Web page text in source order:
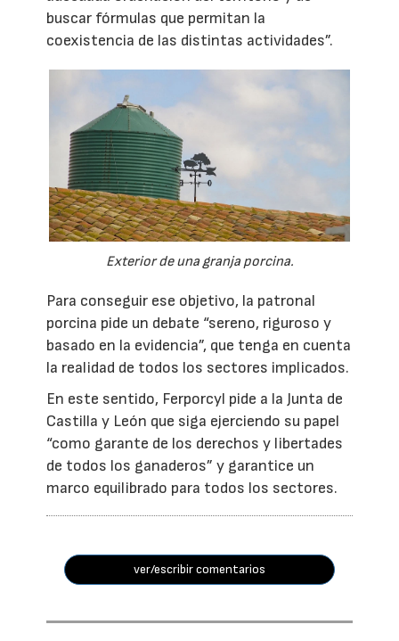
buscar fórmulas que permitan la
coexistencia de las distintas actividades”.
Exterior de una granja porcina.
Para conseguir ese objetivo, la patronal
porcina pide un debate “sereno, riguroso y
basado en la evidencia”, que tenga en cuenta
la realidad de todos los sectores implicados.
En este sentido, Ferporcyl pide a la Junta de
Castilla y León que siga ejerciendo su papel
“como garante de los derechos y libertades
de todos los ganaderos” y garantice un
marco equilibrado para todos los sectores.
ver/escribir comentarios